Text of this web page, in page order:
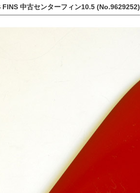
FINS 中古センターフィン10.5 (No.9629252)